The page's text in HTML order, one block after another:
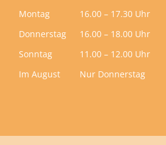
Montag
16.00 – 17.30 Uhr
Donnerstag
16.00 – 18.00 Uhr
Sonntag
11.00 – 12.00 Uhr
Im August
Nur Donnerstag